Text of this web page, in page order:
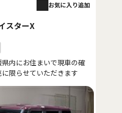
スターX
お気に入り追加
内にお住まいで現車の確
限らせていただきます